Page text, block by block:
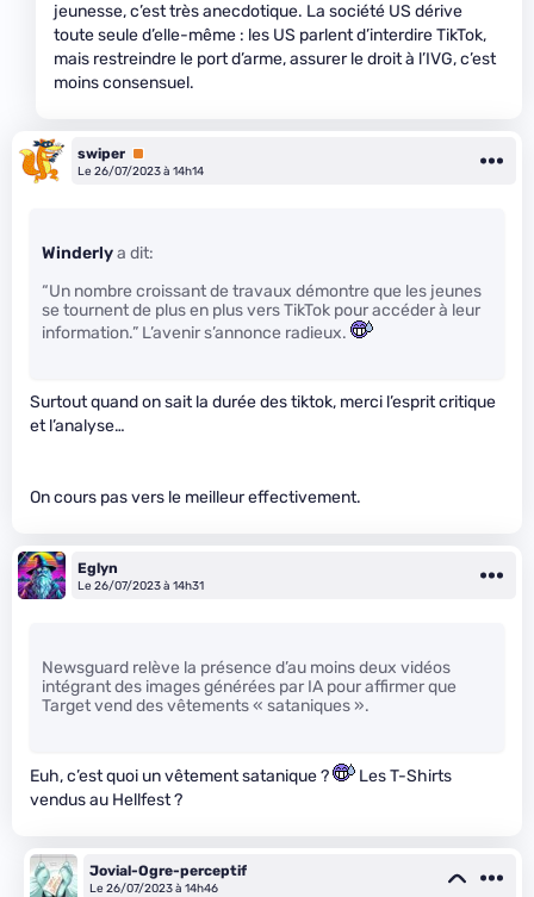
jeunesse, c’est très anecdotique. La société US dérive
toute seule d’elle-même : les US parlent d’interdire TikTok,
mais restreindre le port d’arme, assurer le droit à l’IVG, c’est
moins consensuel.
swiper Premium
Le 26/07/2023 à 14h14
Winderlya dit:
“Un nombre croissant de travaux démontre que les jeunes
se tournent de plus en plus vers TikTok pour accéder à leur
information.” L’avenir s’annonce radieux.
Surtout quand on sait la durée des tiktok, merci l’esprit critique
et l’analyse…
On cours pas vers le meilleur effectivement.
Eglyn
Le 26/07/2023 à 14h31
Newsguard relève la présence d’au moins deux vidéos
intégrant des images générées par IA pour affirmer que
Target vend des vêtements « sataniques ».
Euh, c’est quoi un vêtement satanique ?
Les T-Shirts
vendus au Hellfest ?
Jovial-Ogre-perceptif
Le 26/07/2023 à 14h46